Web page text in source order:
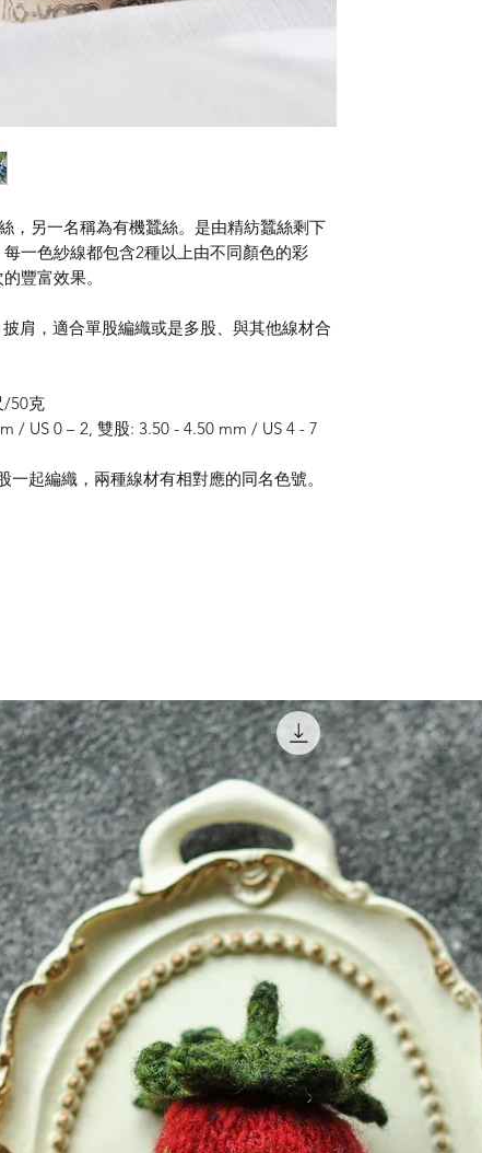
，另一名稱為有機蠶絲。是由精紡蠶絲剩下
一色紗線都包含2種以上由不同顏色的彩
豐富效果。
肩，適合單股編織或是多股、與其他線材合
/50克
/ US 0 – 2, 雙股: 3.50 - 4.50 mm / US 4 - 7
一起編織，兩種線材有相對應的同名色號。